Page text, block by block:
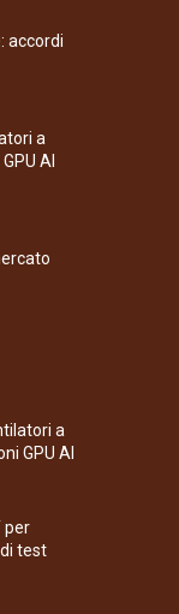
accordi
a
AI
a
GPU AI
per
test